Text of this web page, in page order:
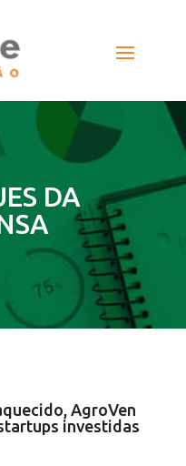
DA
AgroVen
investidas